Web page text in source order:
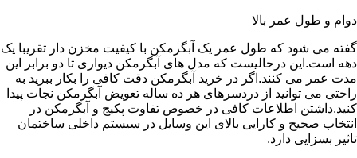
دوام و طول عمر بالا
گفته می شود که طول عمر یک آبگرمکن با کیفیت مخزن دار تقریبا یک
دهه است.این درحالیست که مدل های آبگرمکن دیواری تا دو برابر این
مدت عمر می کنند.اگر در خرید آبگرمکن دقت کافی را بکار ببرید به
راحتی می توانید از دردسرهای هر ده ساله تعویض آبگرمکن نجات پیدا
کنید.داشتن اطلاعات کافی در خصوص تفاوت پکیج و آبگرمکن در
انتخاب صحیح و کارایی بالای این وسایل در سیستم داخلی ساختمان
تاثیر بسزایی دارد.